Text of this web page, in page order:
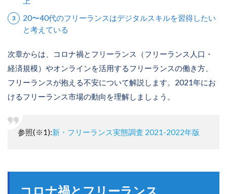
20〜40代のフリーランスはデジタルスキルを習得したい
と考えている
次章からは、コロナ禍とフリーランス（フリーランス人口・
経済規模）やオンラインを活用するフリーランスの働き方、
フリーランスが抱える不安について解説します。2021年にお
けるフリーランス市場の動向を理解しましょう。
参照(※1):新・フリーランス実態調査 2021-2022年版
コロナ禍とフリーランス